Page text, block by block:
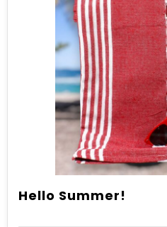
Hello Summer!